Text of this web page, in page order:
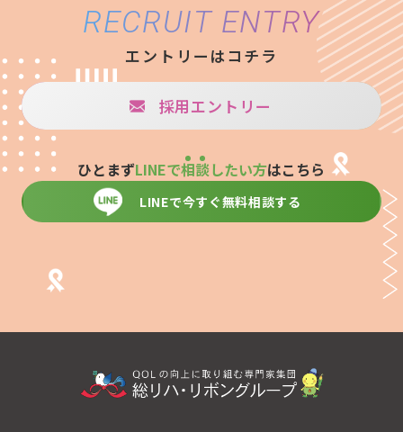
RECRUIT ENTRY
エントリーはコチラ
採用エントリー
ひとまずLINEで相談したい方はこちら
LINEで今すぐ無料相談する